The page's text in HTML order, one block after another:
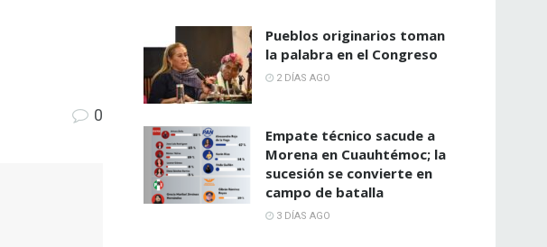
0
Pueblos originarios toman
la palabra en el Congreso
2 DÍAS AGO
Empate técnico sacude a
Morena en Cuauhtémoc; la
sucesión se convierte en
campo de batalla
3 DÍAS AGO